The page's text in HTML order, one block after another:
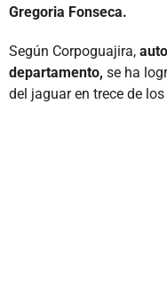
Gregoria Fonseca.
Según Corpoguajira,
departamento, se ha
del jaguar en trece de